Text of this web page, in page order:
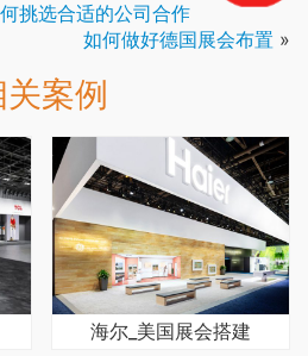
挑选合适的公司合作
如何做好德国展会布置 »
案例
海尔_美国展会搭建